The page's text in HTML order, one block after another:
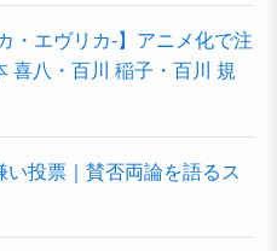
・エヴリカ-】アニメ化で注
喜八・百川 稲子・百川 規
い投票｜賛否両論を語るス